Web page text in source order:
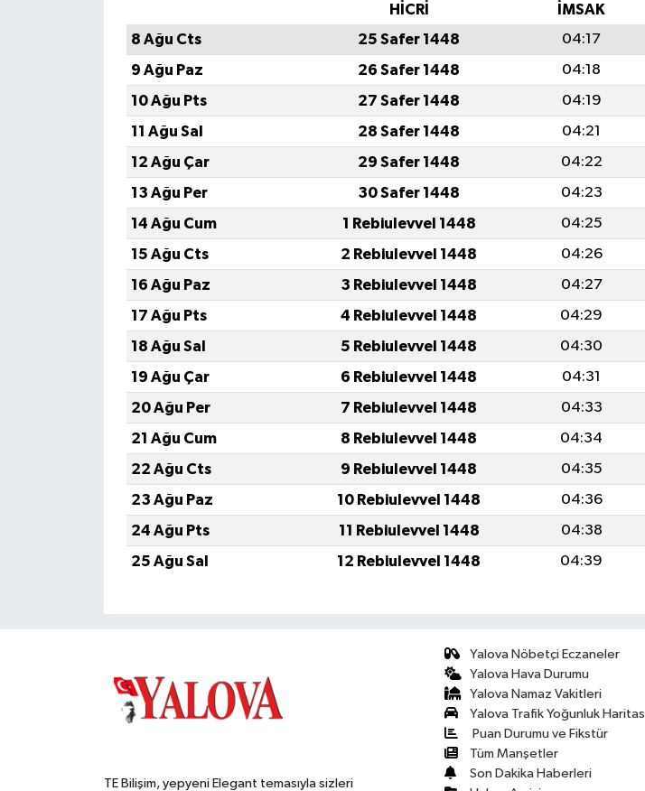
HİCRİ İMSAK
8 Ağu Cts
25 Safer 1448 04:17
9 Ağu Paz
26 Safer 1448 04:18
10 Ağu Pts
27 Safer 1448 04:19
11 Ağu Sal
28 Safer 1448 04:21
12 Ağu Çar
29 Safer 1448 04:22
13 Ağu Per
30 Safer 1448 04:23
14 Ağu Cum
1 Rebiulevvel 1448 04:25
15 Ağu Cts
2 Rebiulevvel 1448 04:26
16 Ağu Paz
3 Rebiulevvel 1448 04:27
17 Ağu Pts
4 Rebiulevvel 1448 04:29
18 Ağu Sal
5 Rebiulevvel 1448 04:30
19 Ağu Çar
6 Rebiulevvel 1448 04:31
20 Ağu Per
7 Rebiulevvel 1448 04:33
21 Ağu Cum
8 Rebiulevvel 1448 04:34
22 Ağu Cts
9 Rebiulevvel 1448 04:35
23 Ağu Paz
10 Rebiulevvel 1448 04:36
24 Ağu Pts
11 Rebiulevvel 1448 04:38
25 Ağu Sal
12 Rebiulevvel 1448 04:39
TE Bilişim, yepyeni Elegant temasıyla sizleri
Yalova Nöbetçi Eczaneler
Yalova Hava Durumu
Yalova Namaz Vakitleri
Yalova Trafik Yoğunluk
Puan Durumu ve Fikstür
Tüm Manşetler
Son Dakika Haberleri